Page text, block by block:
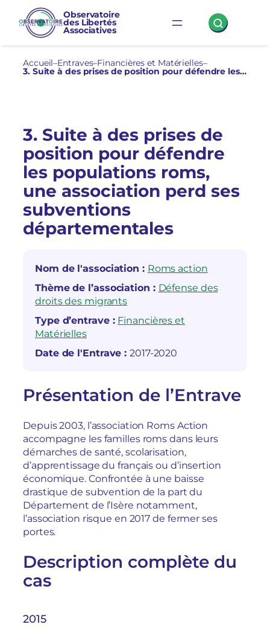
contenu
Observatoire
des Libertés
Associatives
Accueil–Entraves–Financières et Matérielles–
3. Suite à des prises de position pour défendre les populations roms, une association perd ses subventions départementales
3. Suite à des prises de
position pour défendre
les populations roms,
une association perd ses
subventions
départementales
Nom de l'association : Roms action
Thème de l’association : Défense des
droits des migrants
Type d’entrave : Financières et
Matérielles
Date de l'Entrave : 2017-2020
Présentation de l’Entrave
Depuis 2003, l’association Roms Action
accompagne les familles roms dans leurs
démarches de santé, scolarisation,
d’apprentissage du français ou d’insertion
économique. Confrontée à une baisse
drastique de subvention de la part du
Département de l’Isère notamment,
l’association risque en 2017 de fermer ses
portes.
Description complète du
cas
2015